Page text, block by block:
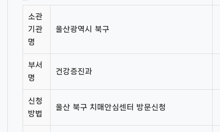
소관
기관
명
울산광역시 북구
부서
명
건강증진과
신청
방법
울산 북구 치매안심센터 방문신청